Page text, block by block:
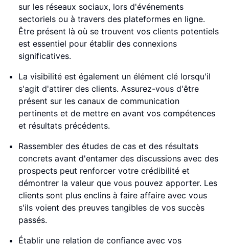
sur les réseaux sociaux, lors d'événements
sectoriels ou à travers des plateformes en ligne.
Être présent là où se trouvent vos clients potentiels
est essentiel pour établir des connexions
significatives.
La visibilité est également un élément clé lorsqu'il
s'agit d'attirer des clients. Assurez-vous d'être
présent sur les canaux de communication
pertinents et de mettre en avant vos compétences
et résultats précédents.
Rassembler des études de cas et des résultats
concrets avant d'entamer des discussions avec des
prospects peut renforcer votre crédibilité et
démontrer la valeur que vous pouvez apporter. Les
clients sont plus enclins à faire affaire avec vous
s'ils voient des preuves tangibles de vos succès
passés.
Établir une relation de confiance avec vos